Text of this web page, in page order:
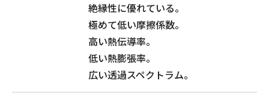
絶縁性に優れている。
極めて低い摩擦係数。
高い熱伝導率。
低い熱膨張率。
広い透過スペクトラム。